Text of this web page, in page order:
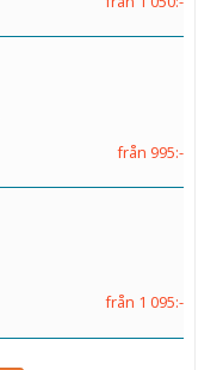
från 995:-
från 1 095:-